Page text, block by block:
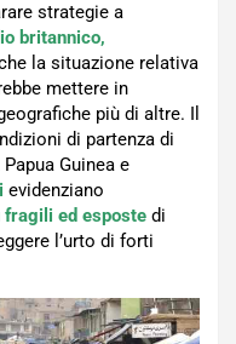
strategie a
britannico,
la situazione relativa
mettere in
più di altre. Il
di partenza di
Guinea e
evidenziano
fragili ed esposte di
l’urto di forti